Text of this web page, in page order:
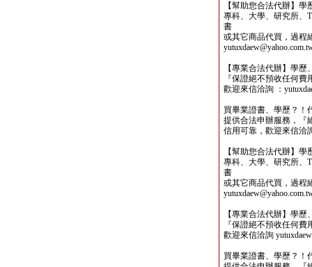
【幫助您合法代辦】
專科、大學、研究所、
書
或其它商品代買，過程
【專業合法代辦】學
『保證絕不預收任何
歡迎來信洽詢 ：
買畢業證書、學歷？！
提供合法申辦服務，『
信用可靠，歡迎來信洽
【幫助您合法代辦】
專科、大學、研究所、
書
或其它商品代買，過程
【專業合法代辦】學
『保證絕不預收任何
歡迎來信洽詢
買畢業證書、學歷？！